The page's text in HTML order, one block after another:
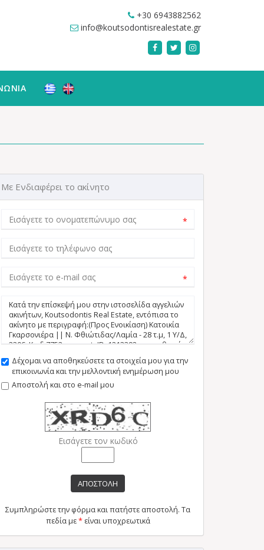
+30 6943882562
info@koutsodontisrealestate.gr
Με Ενδιαφέρει το ακίνητο
*
*
Δέχομαι να αποθηκεύσετε τα στοιχεία μου για την
επικοινωνία και την μελλοντική ενημέρωση μου
Αποστολή και στο e-mail μου
Εισάγετε τον κωδικό
ΑΠΟΣΤΟΛΗ
Συμπληρώστε την φόρμα και πατήστε αποστολή. Τα
πεδία με*είναι υποχρεωτικά